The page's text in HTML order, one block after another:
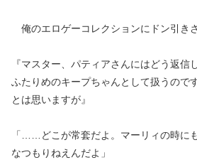
俺のエロゲーコレクションにドン引き
『マスター、パティアさんにはどう返信
ふたりめのキープちゃんとして扱うので
とは思いますが』
「……どこが常套だよ。マーリィの時に
なつもりねえんだよ」